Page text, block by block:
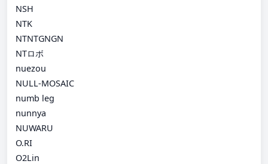
NSH
NTK
NTNTGNGN
NTロボ
nuezou
NULL-MOSAIC
numb leg
nunnya
NUWARU
O.RI
O2Lin